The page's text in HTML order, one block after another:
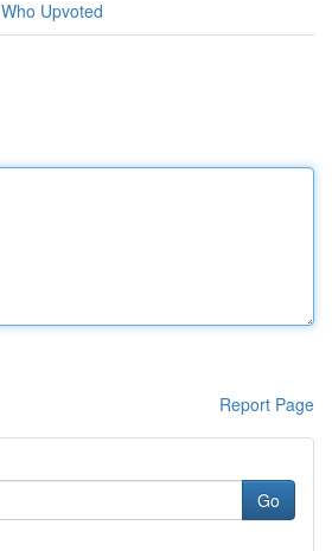
Who Upvoted
Report Page
Go